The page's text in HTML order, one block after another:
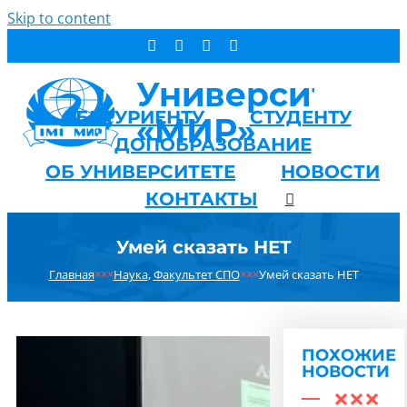
Skip to content
АБИТУРИЕНТУ
СТУДЕНТУ
ДОПОБРАЗОВАНИЕ
ОБ УНИВЕРСИТЕТЕ
НОВОСТИ
КОНТАКТЫ
Умей сказать НЕТ
Главная×××Наука,Факультет СПО×××Умей сказать НЕТ
ПОХОЖИЕ
НОВОСТИ